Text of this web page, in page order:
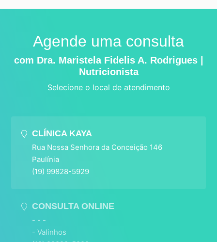
Agende uma consulta
com Dra. Maristela Fidelis A. Rodrigues |
Nutricionista
Selecione o local de atendimento
CLÍNICA KAYA
Rua Nossa Senhora da Conceição 146
Paulínia
(19) 99828-5929
CONSULTA ONLINE
- - -
- Valinhos